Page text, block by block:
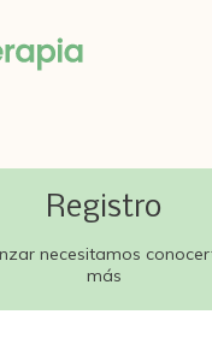
Registro
necesitamos
más